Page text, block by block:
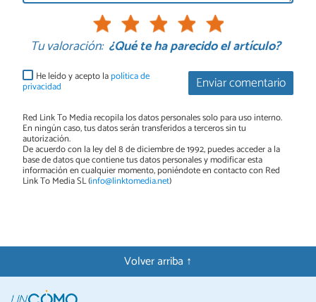
Tu valoración: ¿Qué te ha parecido el artículo?
Enviar comentario
He leído y acepto lapolítica de
privacidad
Red Link To Media recopila los datos personales solo para uso interno.
En ningún caso, tus datos serán transferidos a terceros sin tu
autorización.
De acuerdo con la ley del 8 de diciembre de 1992, puedes acceder a la
base de datos que contiene tus datos personales y modificar esta
información en cualquier momento, poniéndote en contacto con Red
Link To Media SL (info@linktomedia.net)
Volver arriba ↑